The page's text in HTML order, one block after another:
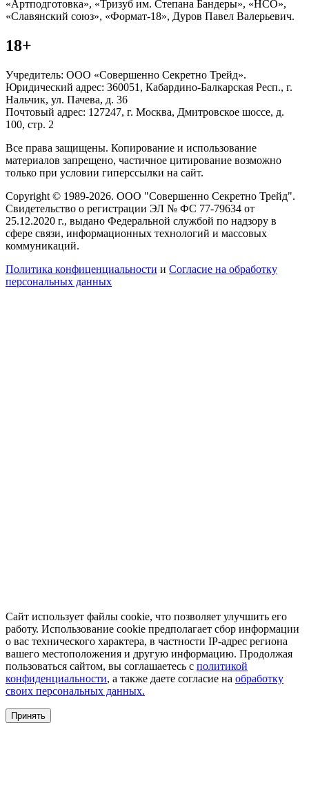
«Артподготовка», «Тризуб им. Степана Бандеры», «НСО»,
«Славянский союз», «Формат-18», Дуров Павел Валерьевич.
18+
Учредитель: ООО «Совершенно Секретно Трейд».
Юридический адрес: 360051, Кабардино-Балкарская Респ., г.
Нальчик, ул. Пачева, д. 36
Почтовый адрес: 127247, г. Москва, Дмитровское шоссе, д.
100, стр. 2
Все права защищены. Копирование и использование
материалов запрещено, частичное цитирование возможно
только при условии гиперссылки на сайт.
Copyright © 1989-2026. ООО "Совершенно Секретно Трейд".
Свидетельство о регистрации ЭЛ № ФС 77-79634 от
25.12.2020 г., выдано Федеральной службой по надзору в
сфере связи, информационных технологий и массовых
коммуникаций.
Политика конфиценциальности и Согласие на обработку
персональных данных
Сайт использует файлы cookie, что позволяет улучшить его
работу. Использование cookie предполагает сбор информации
о вас технического характера, в частности IP-адрес региона
вашего местоположения и другую информацию. Продолжая
пользоваться сайтом, вы соглашаетесь с политикой
конфиденциальности, а также даете согласие на обработку
своих персональных данных.
Принять